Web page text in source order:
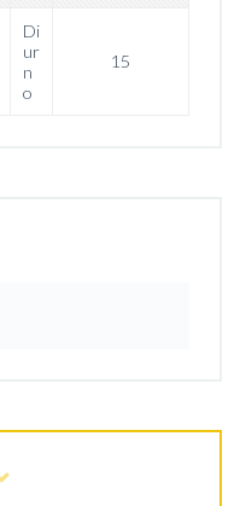
Di
ur
n
o
15